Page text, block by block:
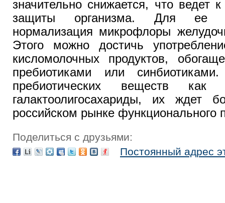
значительно снижается, что ведет
защиты организма. Для ее
нормализация микрофлоры
Этого можно достичь
кисломолочных продуктов,
пребиотиками или
пребиотических веществ
галактоолигосахариды, их ждет
российском рынке функционального
Поделиться с друзьями:
Постоянный адрес